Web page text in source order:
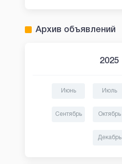
Архив объявлений
2025
Июнь Июль
Сентябрь Октябрь
Декабрь